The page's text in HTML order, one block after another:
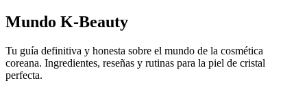
Mundo K-Beauty
Tu guía definitiva y honesta sobre el mundo de la cosmética
coreana. Ingredientes, reseñas y rutinas para la piel de cristal
perfecta.